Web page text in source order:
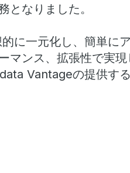
となりました。
に一元化し、簡単に
マンス、拡張性で実現
Vantageの提供す